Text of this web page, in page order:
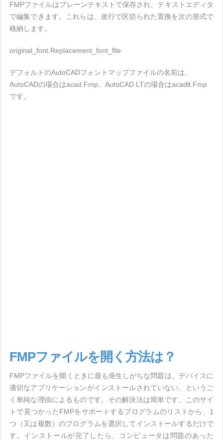
FMPファイルはプレーンテキストで保存され、テキストエディタ
で編集できます。これらは、改行で区切られた置換を次の形式で
格納します。
original_font.Replacement_font_file
デフォルトのAutoCADフォントマップファイルの名前は、
AutoCADの場合はacad.Fmp、AutoCAD LTの場合はacadlt.Fmp
です。
FMPファイルを開く方法は？
FMPファイルを開くときに最も発生しがちな問題は、デバイスに
適切なアプリケーションがインストールされていない、というご
く単純な理由によるものです。その解決法は簡単です、このサイ
トで見つかったFMPをサポートするプログラムのリストから、1
つ（又は複数）のプログラムを選択してインストールするだけで
す。インストールが完了したら、コンピュータは問題のあった